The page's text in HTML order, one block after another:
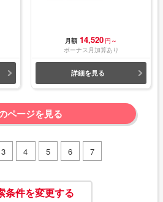
月額 14,520 円～
ボーナス月加算あり
詳細を見る
ページを見る
3 4 5 6 7
条件を変更する